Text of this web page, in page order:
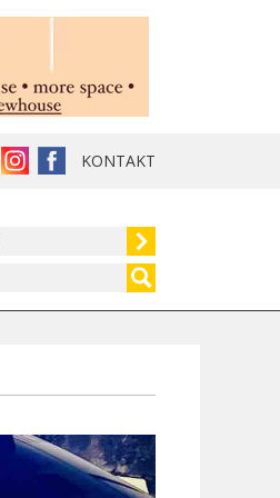
KONTAKT